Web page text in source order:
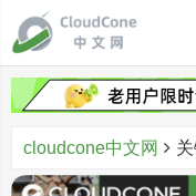
cloudcone中文网 关